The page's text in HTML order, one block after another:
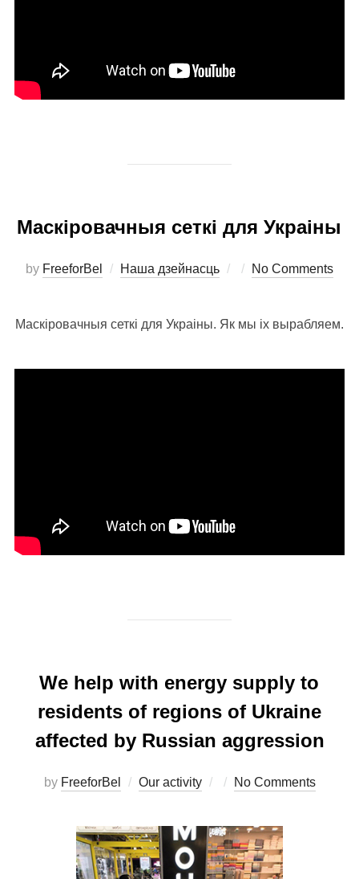
Маскіровачныя сеткі для Украіны
by FreeforBel Наша дзейнасць
Posted
No Comments
Маскіровачныя сеткі для Украіны. Як мы іх вырабляем.
We help with energy supply to
residents of regions of Ukraine
affected by Russian aggression
by FreeforBel Our activity
Posted
No Comments